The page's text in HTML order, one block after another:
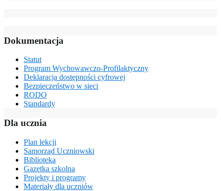
Dokumentacja
Statut
Program Wychowawczo-Profilaktyczny
Deklaracja dostępności cyfrowej
Bezpieczeństwo w sieci
RODO
Standardy
Dla ucznia
Plan lekcji
Samorząd Uczniowski
Biblioteka
Gazetka szkolna
Projekty i programy
Materiały dla uczniów